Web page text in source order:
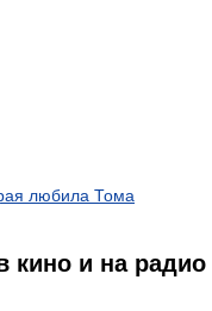
любила Тома
кино и на радио